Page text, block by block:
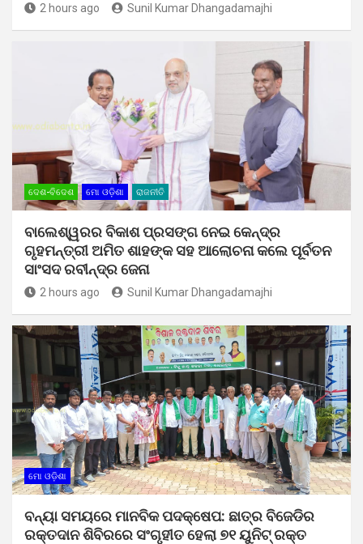
2 hours ago Sunil Kumar Dhangadamajhi
ଦେଶ-ବିଦେଶ ମୋ ଓଡ଼ିଶା ରାଜନୀତି
ବାଲେଶ୍ୱରର ବିକାଶ ପ୍ରସଙ୍ଗ ନେଇ କେନ୍ଦ୍ର
ଗୃହମନ୍ତ୍ରୀ ଅମିତ ଶାହଙ୍କ ସହ ଆଲୋଚନା କଲେ ପୂର୍ବତନ
ସାଂସଦ ରବୀନ୍ଦ୍ର ଜେନା
2 hours ago Sunil Kumar Dhangadamajhi
ମୋ ଓଡ଼ିଶା
ବନ୍ୟା ସମୟରେ ମାନବିକ ପଦକ୍ଷେପ: ଛାତ୍ର ବିଜେଡିର
ରକ୍ତଦାନ ଶିବିରରେ ସଂଗୃହୀତ ହେଲା ୭୧ ୟୁନିଟ୍ ରକ୍ତ